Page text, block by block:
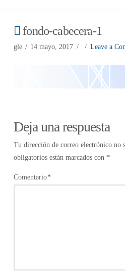
fondo-cabecera-1
gle 14 mayo, 2017 Leave a
Deja una respuesta
Tu dirección de correo electrónico no
obligatorios están marcados con *
Comentario*